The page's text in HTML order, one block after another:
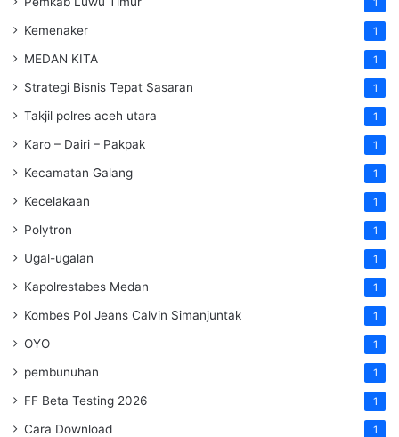
1
Kemenaker 1
MEDAN KITA 1
Strategi Bisnis Tepat Sasaran 1
Takjil polres aceh utara 1
Karo – Dairi – Pakpak 1
Kecamatan Galang 1
Kecelakaan 1
Polytron 1
Ugal-ugalan 1
Kapolrestabes Medan 1
Kombes Pol Jeans Calvin Simanjuntak 1
OYO 1
pembunuhan 1
FF Beta Testing 2026 1
Cara Download 1